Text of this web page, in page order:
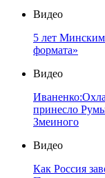
Видео
5 лет
формата»
Видео
принесло
Змеиного
Видео
Как Россия